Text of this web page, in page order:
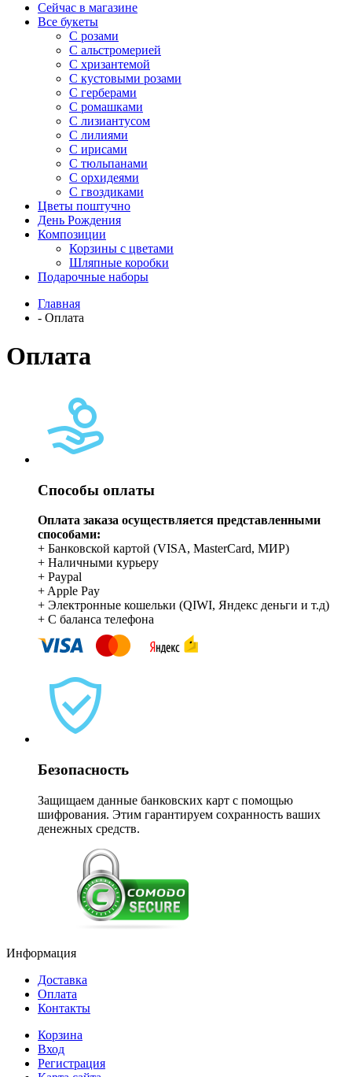
Сейчас в магазине
Все букеты
C розами
С альстромерией
С хризантемой
С кустовыми розами
С герберами
С ромашками
С лизиантусом
С лилиями
С ирисами
С тюльпанами
С орхидеями
С гвоздиками
Цветы поштучно
День Рождения
Композиции
Корзины с цветами
Шляпные коробки
Подарочные наборы
Главная
- Оплата
Оплата
Способы оплаты
Оплата заказа осуществляется представленными
способами:
+ Банковской картой (VISA, MasterCard, МИР)
+ Наличными курьеру
+ Paypal
+ Apple Pay
+ Электронные кошельки (QIWI, Яндекс деньги и т.д)
+ С баланса телефона
Безопасность
Защищаем данные банковских карт с помощью
шифрования. Этим гарантируем сохранность ваших
денежных средств.
Информация
Доставка
Оплата
Контакты
Корзина
Вход
Регистрация